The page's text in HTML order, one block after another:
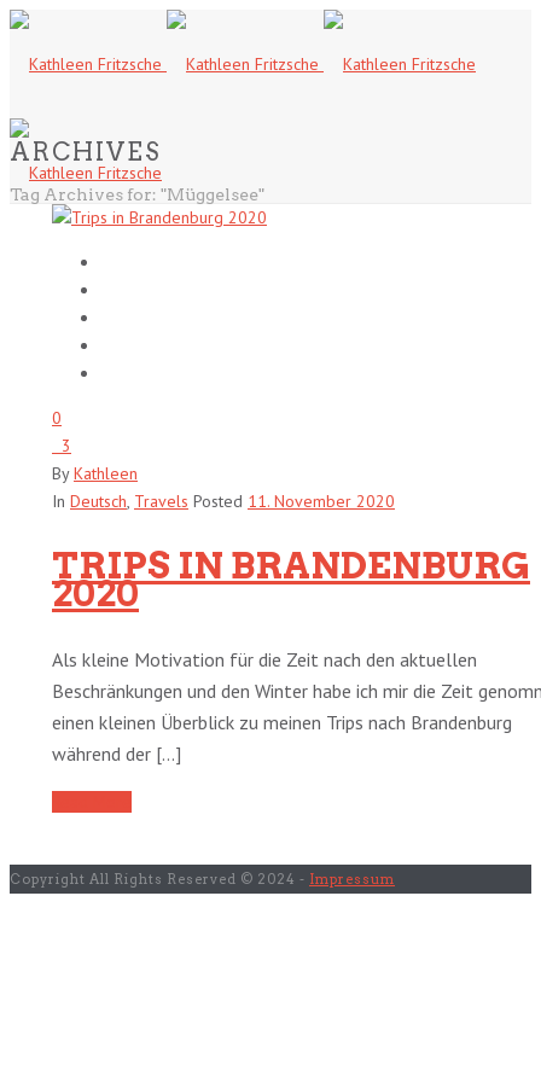
ARCHIVES
Tag Archives for: "Müggelsee"
0
3
ByKathleen
In Deutsch, Travels Posted 11. November 2020
TRIPS IN BRANDENBURG
2020
Als kleine Motivation für die Zeit nach den aktuellen
Beschränkungen und den Winter habe ich mir die Zeit
einen kleinen Überblick zu meinen Trips nach Brandenburg
während der [...]
Copyright All Rights Reserved © 2024 - Impressum